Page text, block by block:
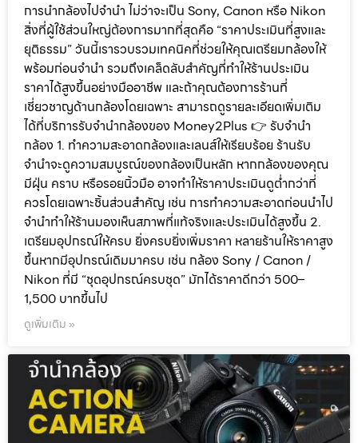
การนำกล้องไปจำนำ ไม่ว่าจะเป็น Sony, Canon หรือ Nikon
สิ่งที่ผู้ใช้ส่วนใหญ่ต้องการมากที่สุดคือ “ราคาประเมินที่สูงและ
ยุติธรรม” วันนี้เรารวบรวมเทคนิคที่ช่วยให้คุณเตรียมกล้องให้
พร้อมก่อนจำนำ รวมถึงเคล็ดลับสำคัญที่ทำให้ร้านประเมิน
ราคาได้สูงขึ้นอย่างมืออาชีพ และถ้าคุณต้องการร้านที่
เชี่ยวชาญด้านกล้องโดยเฉพาะ สามารถดูรายละเอียดเพิ่มเติม
ได้ที่บริการรับจำนำกล้องของ Money2Plus 👉 รับจำนำ
กล้อง 1. ทำความสะอาดกล้องและเลนส์ให้เรียบร้อย ร้านรับ
จำนำจะดูความสมบูรณ์ของกล้องเป็นหลัก หากกล้องของคุณ
มีฝุ่น คราบ หรือรอยนิ้วมือ อาจทำให้ราคาประเมินดูต่ำกว่าที่
ควรโดยเฉพาะชิ้นส่วนสำคัญ เช่น การทำความสะอาดก่อนนำไป
จำนำทำให้ร้านมองเห็นสภาพที่แท้จริงและประเมินได้สูงขึ้น 2.
เตรียมอุปกรณ์ให้ครบ ยิ่งครบยิ่งเพิ่มราคา หลายร้านให้ราคาสูง
ขึ้นหากมีอุปกรณ์เดิมมาครบ เช่น กล้อง Sony / Canon /
Nikon ที่มี “ชุดอุปกรณ์ครบชุด” มักได้ราคาดีกว่า 500–
1,500 บาทขึ้นไป
ดูเพิ่มเติม »